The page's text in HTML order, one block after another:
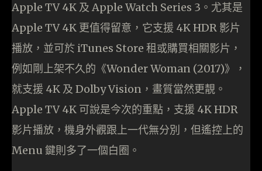
Apple TV 4K 及 Apple Watch Series 3。尤其是
Apple TV 4K 更值得留意，它支援 4K HDR 影片
播放，並可於 iTunes Store 租或購買相關影片，
例如剛上架不久的《Wonder Woman (2017)》，
就支援 4K 及 Dolby Vision，畫質當然更靚。
Apple TV 4K 可說是今次的重點，支援 4K HDR
影片播放，機身外觀跟上一代無分別，但遙控上的
Menu 鍵則多了一個白圈。